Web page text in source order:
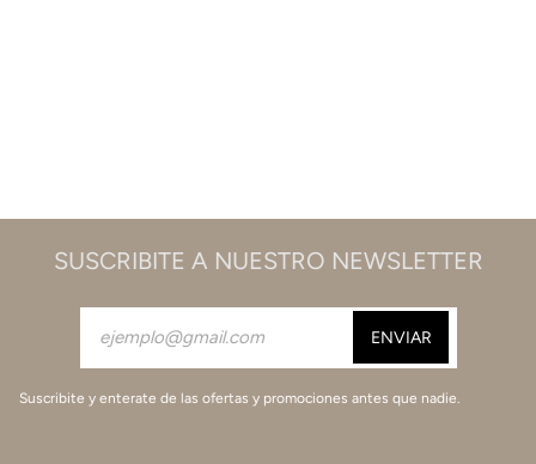
SUSCRIBITE A NUESTRO NEWSLETTER
Suscribite y enterate de las ofertas y promociones antes que nadie.